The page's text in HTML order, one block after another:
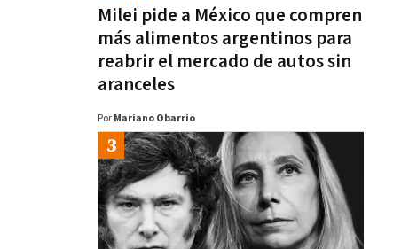
Milei pide a México que compren
más alimentos argentinos para
reabrir el mercado de autos sin
aranceles
Por Mariano Obarrio